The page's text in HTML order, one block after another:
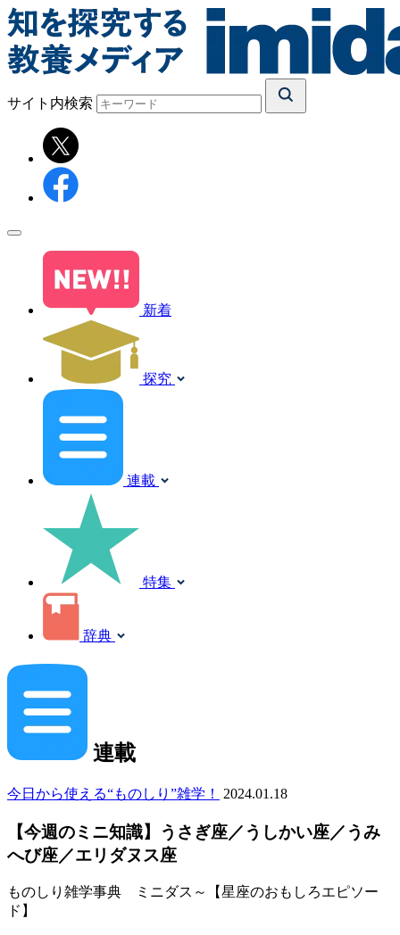
サイト内検索
新着
探究
連載
特集
辞典
連載
今日から使える“ものしり”雑学！ 2024.01.18
【今週のミニ知識】うさぎ座／うしかい座／うみ
へび座／エリダヌス座
ものしり雑学事典 ミニダス～【星座のおもしろエピソー
ド】